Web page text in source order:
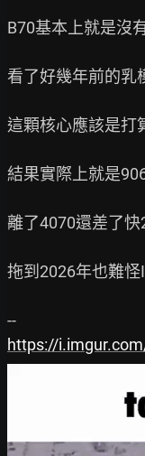
B70基本上就是沒
看了好幾年前的乳
這顆核心應該是打
結果實際上就是
離了4070還差了快
拖到2026年也難
https://